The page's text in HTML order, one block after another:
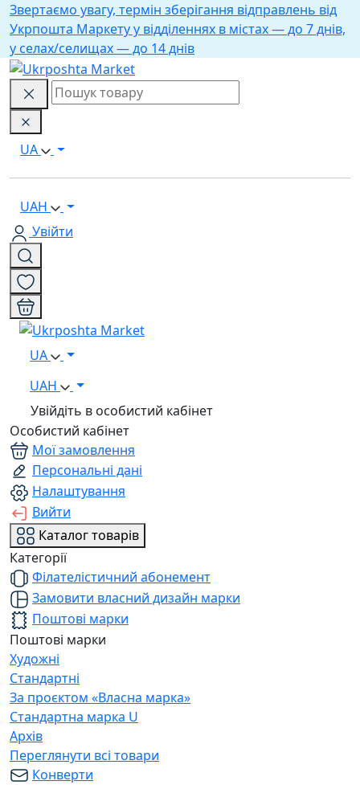
Звертаємо увагу, термін зберігання відправлень від
Укрпошта Маркету у відділеннях в містах — до 7 днів,
у селах/селищах — до 14 днів
UA
UAH
Увійти
UA
UAH
Увійдіть в особистий кабінет
Особистий кабінет
Мої замовлення
Персональні дані
Налаштування
Вийти
Каталог товарів
Категорії
Філателістичний абонемент
Замовити власний дизайн марки
Поштові марки
Поштові марки
Художні
Стандартні
За проєктом «Власна марка»
Стандартна марка U
Архів
Переглянути всі товари
Конверти